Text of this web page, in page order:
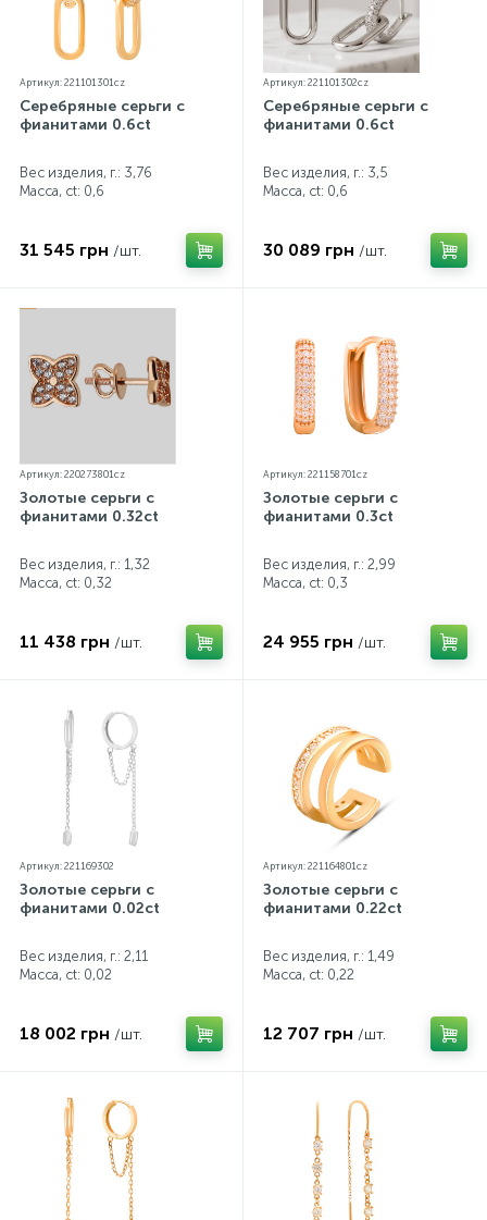
Артикул: 221101301cz
Серебряные серьги с
фианитами 0.6ct
Вес изделия, г.: 3,76
Масса, ct: 0,6
31 545 грн /шт.
Артикул: 221101302cz
Серебряные серьги с
фианитами 0.6ct
Вес изделия, г.: 3,5
Масса, ct: 0,6
30 089 грн /шт.
Артикул: 220273801cz
Золотые серьги с
фианитами 0.32ct
Вес изделия, г.: 1,32
Масса, ct: 0,32
11 438 грн /шт.
Артикул: 221158701cz
Золотые серьги с
фианитами 0.3ct
Вес изделия, г.: 2,99
Масса, ct: 0,3
24 955 грн /шт.
Артикул: 221169302
Золотые серьги с
фианитами 0.02ct
Вес изделия, г.: 2,11
Масса, ct: 0,02
18 002 грн /шт.
Артикул: 221164801cz
Золотые серьги с
фианитами 0.22ct
Вес изделия, г.: 1,49
Масса, ct: 0,22
12 707 грн /шт.